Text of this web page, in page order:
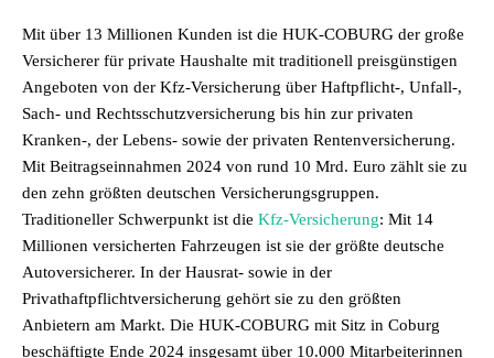
Mit über 13 Millionen Kunden ist die HUK-COBURG der große
Versicherer für private Haushalte mit traditionell preisgünstigen
Angeboten von der Kfz-Versicherung über Haftpflicht-, Unfall-,
Sach- und Rechtsschutzversicherung bis hin zur privaten
Kranken-, der Lebens- sowie der privaten Rentenversicherung.
Mit Beitragseinnahmen 2024 von rund 10 Mrd. Euro zählt sie zu
den zehn größten deutschen Versicherungsgruppen.
Traditioneller Schwerpunkt ist die Kfz-Versicherung: Mit 14
Millionen versicherten Fahrzeugen ist sie der größte deutsche
Autoversicherer. In der Hausrat- sowie in der
Privathaftpflichtversicherung gehört sie zu den größten
Anbietern am Markt. Die HUK-COBURG mit Sitz in Coburg
beschäftigte Ende 2024 insgesamt über 10.000 Mitarbeiterinnen